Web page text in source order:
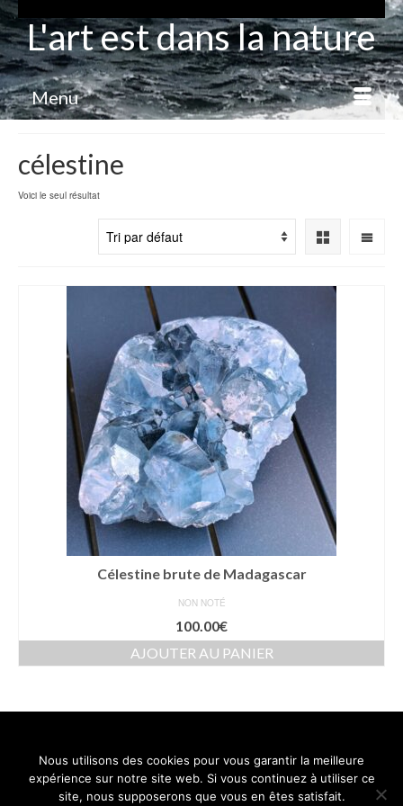
L'art est dans la nature
Menu
célestine
Voici le seul résultat
Célestine brute de Madagascar
NON NOTÉ
100.00€
AJOUTER AU PANIER
Contact
Conditions générales de vente
Politique de confidentialité
Nous utilisons des cookies pour vous garantir la meilleure
expérience sur notre site web. Si vous continuez à utiliser ce
site, nous supposerons que vous en êtes satisfait.